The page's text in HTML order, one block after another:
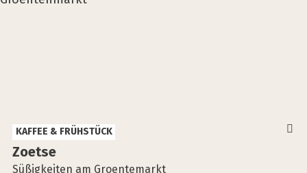
Zoet­se
Süßigkeiten am Groentemarkt
KAFFEE & FRÜHSTÜCK